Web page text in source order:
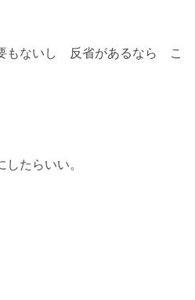
ないし 反省があるなら こ
たらいい。